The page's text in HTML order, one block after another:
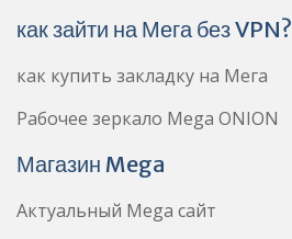
как зайти на Мега без VPN?
как купить закладку на Мега
Рабочее зеркало Mega ONION
Магазин Mega
Актуальный Mega сайт